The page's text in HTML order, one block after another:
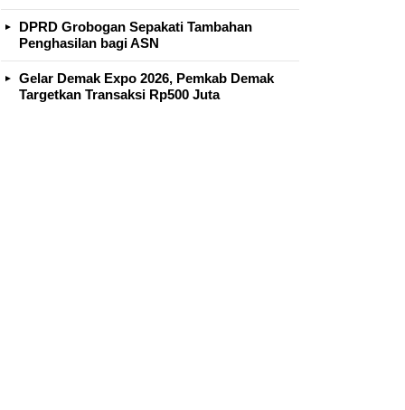
DPRD Grobogan Sepakati Tambahan
Penghasilan bagi ASN
Gelar Demak Expo 2026, Pemkab Demak
Targetkan Transaksi Rp500 Juta